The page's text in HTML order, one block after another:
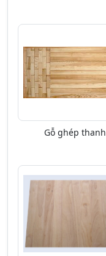
Gỗ ghép thanh